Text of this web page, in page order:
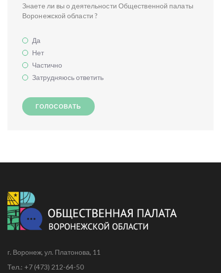
Знаете ли вы о деятельности Общественной палаты
Воронежской области ?
Да
Нет
Частично
Затрудняюсь ответить
ГОЛОСОВАТЬ
г. Воронеж, ул. Платонова, 11
Тел.: +7 (473) 212-64-50